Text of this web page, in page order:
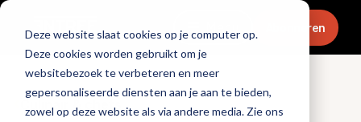
Deze website slaat cookies op je computer op.
Deze cookies worden gebruikt om je
websitebezoek te verbeteren en meer
gepersonaliseerde diensten aan je aan te bieden,
zowel op deze website als via andere media. Zie ons
Menu Abonneren
Culinair & chefs